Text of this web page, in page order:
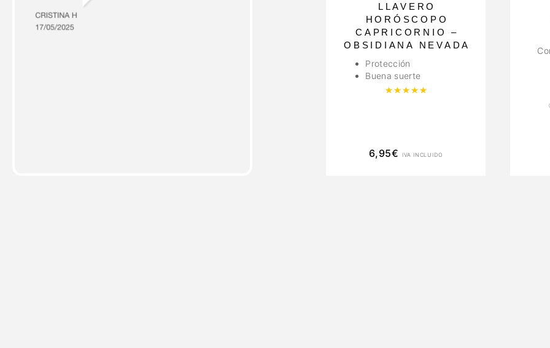
LLAVERO
HORÓSCOPO
CAPRICORNIO –
OBSIDIANA NEVADA
Protección
Buena suerte
Valorado con
6,95€ IVA INCLUIDO